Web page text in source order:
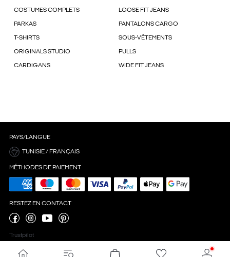
COSTUMES COMPLETS LOOSE FIT JEANS
PARKAS PANTALONS CARGO
T-SHIRTS SOUS-VÊTEMENTS
ORIGINALS STUDIO PULLS
CARDIGANS WIDE FIT JEANS
PAYS/LANGUE
TUNISIE / FRANÇAIS
MÉTHODES DE PAIEMENT
RESTEZ EN CONTACT
Trustpilot